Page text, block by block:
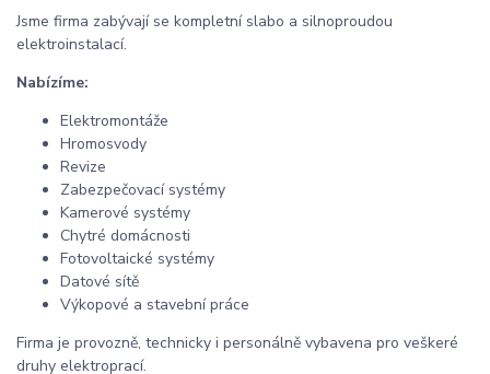
Jsme firma zabývají se kompletní slabo a silnoproudou
elektroinstalací.
Nabízíme:
Elektromontáže
Hromosvody
Revize
Zabezpečovací systémy
Kamerové systémy
Chytré domácnosti
Fotovoltaické systémy
Datové sítě
Výkopové a stavební práce
Firma je provozně, technicky i personálně vybavena pro veškeré
druhy elektroprací.